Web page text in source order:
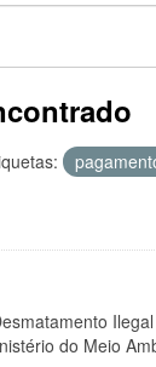
do Meio